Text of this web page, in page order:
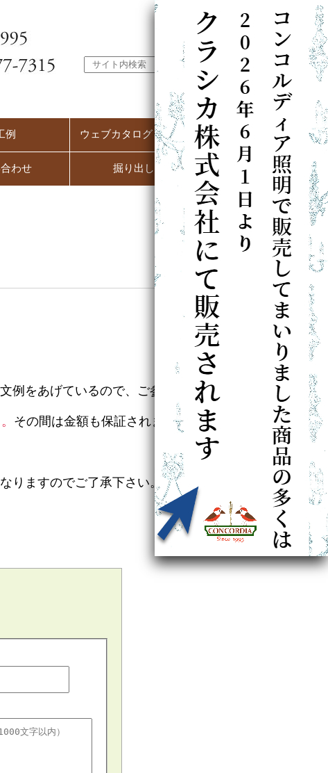
例 ウェブカタログ（PC用）
わせ 掘り出し市
例をあげているので、ご参照下
その間は金額も保証されますの
りますのでご了承下さい。